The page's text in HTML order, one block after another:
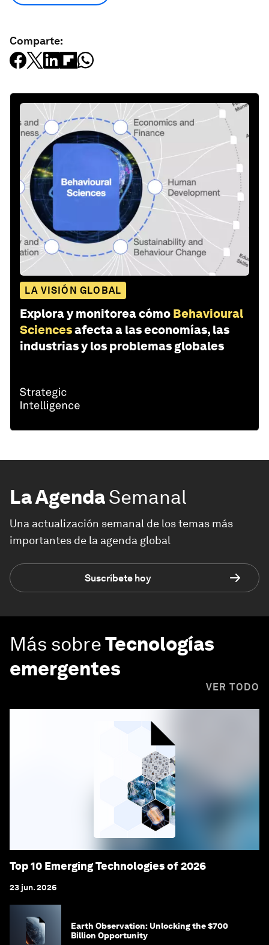
Comparte:
LA VISIÓN GLOBAL
Explora y monitorea cómo Behavioural
Sciencesafecta a las economías, las
industrias y los problemas globales
La AgendaSemanal
Una actualización semanal de los temas más
importantes de la agenda global
Suscríbete hoy
Más sobreTecnologías
emergentes
VER TODO
Top 10 Emerging Technologies of 2026
23 jun. 2026
Earth Observation: Unlocking the $700
Billion Opportunity